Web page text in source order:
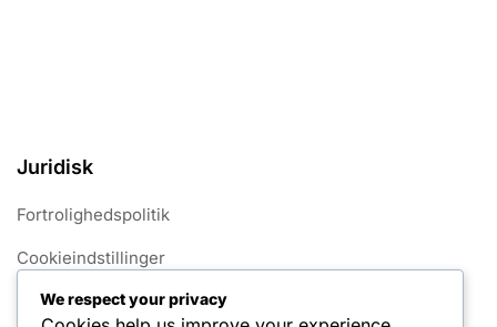
Juridisk
Fortrolighedspolitik
Cookieindstillinger
Servicevilkår
We respect your privacy